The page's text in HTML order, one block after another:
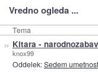
Vredno ogleda ...
Tema
» Kitara -
knox99
Oddelek:Sedem